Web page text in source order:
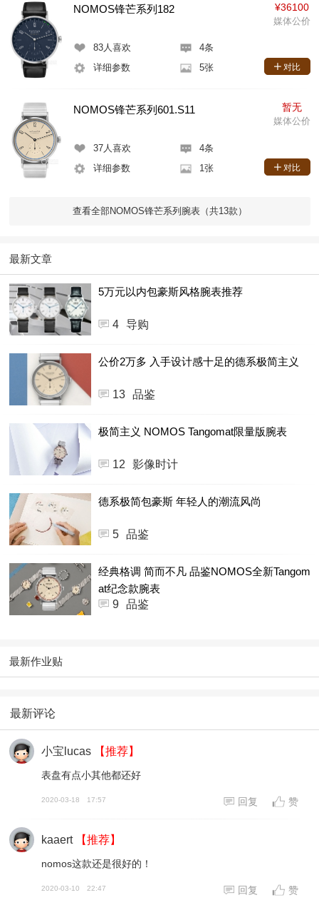
NOMOS锋芒系列182
83人喜欢
4条
详细参数
5张
¥36100
媒体公价
对比
NOMOS锋芒系列601.S11
37人喜欢
4条
详细参数
1张
暂无
媒体公价
对比
查看全部NOMOS锋芒系列腕表（共13款）
最新文章
5万元以内包豪斯风格腕表推荐
4 导购
公价2万多 入手设计感十足的德系极简主义
13 品鉴
极简主义 NOMOS Tangomat限量版腕表
12 影像时计
德系极简包豪斯 年轻人的潮流风尚
5 品鉴
经典格调 简而不凡 品鉴NOMOS全新Tangom
at纪念款腕表
9
品鉴
最新作业贴
最新评论
小宝lucas 【推荐】
表盘有点小其他都还好
2020-03-18 17:57 回复 赞
kaaert 【推荐】
nomos这款还是很好的！
2020-03-10 22:47 回复 赞